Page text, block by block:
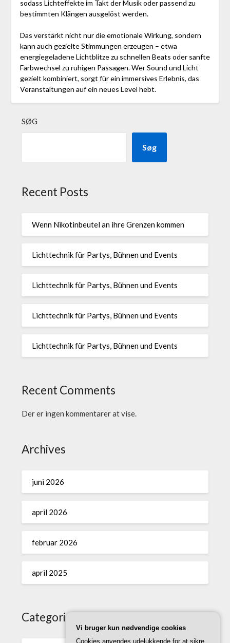
sodass Lichteffekte im Takt der Musik oder passend zu
bestimmten Klängen ausgelöst werden.
Das verstärkt nicht nur die emotionale Wirkung, sondern
kann auch gezielte Stimmungen erzeugen – etwa
energiegeladene Lichtblitze zu schnellen Beats oder sanfte
Farbwechsel zu ruhigen Passagen. Wer Sound und Licht
gezielt kombiniert, sorgt für ein immersives Erlebnis, das
Veranstaltungen auf ein neues Level hebt.
SØG
Søg
Recent Posts
Wenn Nikotinbeutel an ihre Grenzen kommen
Lichttechnik für Partys, Bühnen und Events
Lichttechnik für Partys, Bühnen und Events
Lichttechnik für Partys, Bühnen und Events
Lichttechnik für Partys, Bühnen und Events
Recent Comments
Der er ingen kommentarer at vise.
Archives
juni 2026
april 2026
februar 2026
april 2025
Categories
Vi bruger kun nødvendige cookies
Cookies anvendes udelukkende for at sikre,